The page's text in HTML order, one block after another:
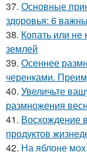
37. Основные
здоровья: 6
38. Копать или не
землей
39. Осеннее
черенками.
40. Увеличьте
размножения
41. Восхождение
продуктов
42. На яблоне